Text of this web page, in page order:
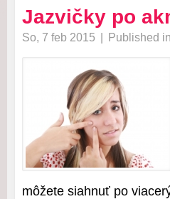
Jazvičky po
So, 7 feb 2015 | Published in
môžete siahnuť po